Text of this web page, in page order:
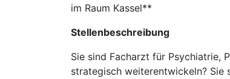
im Raum Kassel**
Stellenbeschreibung
Sie sind Facharzt für Psychiatrie,
strategisch weiterentwickeln? Sie